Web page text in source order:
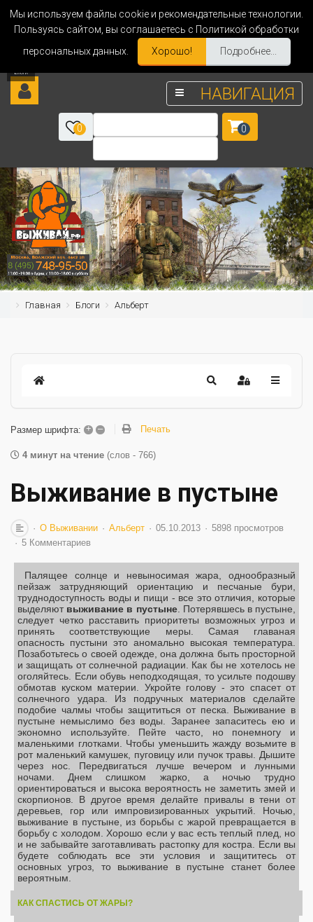
Мы используем файлы cookie и рекомендательные технологии.
Пользуясь сайтом, вы соглашаетесь с Политикой обработки
персональных данных.
Хорошо! Подробнее...
НАВИГАЦИЯ
0 0
Главная Блоги Альберт
Размер шрифта: + – Печать
4 минут на чтение (слов - 766)
Выживание в пустыне
О Выживании Альберт 05.10.2013
5898 просмотров
5 Комментариев
Палящее солнце и невыносимая жара, однообразный
пейзаж затрудняющий ориентацию и песчаные бури,
труднодоступность воды и пищи - все это отличия, которые
выделяют выживание в пустыне. Потерявшесь в пустыне,
следует четко расставить приоритеты возможных угроз и
принять соответствующие меры. Самая главаная
опасность пустыни это аномально высокая температура.
Позаботьтесь о своей одежде, она должна быть просторной
и защищать от солнечной радиации. Как бы не хотелось не
оголяйтесь. Если обувь неподходящая, то усильте подошву
обмотав куском материи. Укройте голову - это спасет от
солнечного удара. Из подручных материалов сделайте
подобие чалмы чтобы защититься от песка. Выживание в
пустыне немыслимо без воды. Заранее запаситесь ею и
экономно используйте. Пейте часто, но понемногу и
маленькими глотками. Чтобы уменьшить жажду возьмите в
рот маленький камушек, пуговицу или пучок травы. Дышите
через нос. Передвигаться лучше вечером и лунными
ночами. Днем слишком жарко, а ночью трудно
ориентироваться и высока вероятность не заметить змей и
скорпионов. В другое время делайте привалы в тени от
деревьев, гор или импровизированных укрытий. Ночью,
выживание в пустыне, из борьбы с жарой превращается в
борьбу с холодом. Хорошо если у вас есть теплый плед, но
и не забывайте заготавливать растопку для костра. Если вы
будете соблюдать все эти условия и защититесь от
основных угроз, то выживание в пустыне станет более
вероятным.
КАК СПАСТИСЬ ОТ ЖАРЫ?